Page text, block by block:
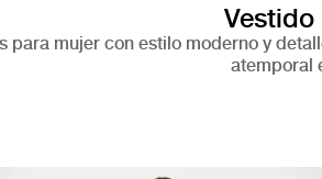
Vestido
para mujer con estilo moderno y
atemporal